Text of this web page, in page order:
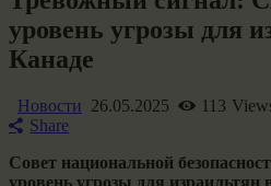
уровень угрозы для
Канаде
Новости 26.05.2025 113
Share
Совет национальной
уровень угрозы для израильтян